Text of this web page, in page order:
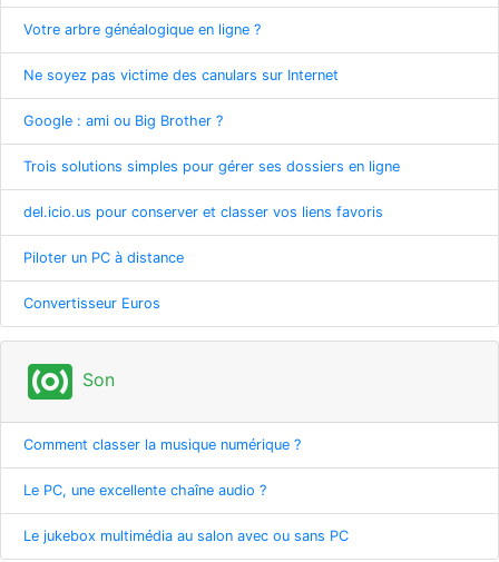
Votre arbre généalogique en ligne ?
Ne soyez pas victime des canulars sur Internet
Google : ami ou Big Brother ?
Trois solutions simples pour gérer ses dossiers en ligne
del.icio.us pour conserver et classer vos liens favoris
Piloter un PC à distance
Convertisseur Euros
surround_sound Son
Comment classer la musique numérique ?
Le PC, une excellente chaîne audio ?
Le jukebox multimédia au salon avec ou sans PC